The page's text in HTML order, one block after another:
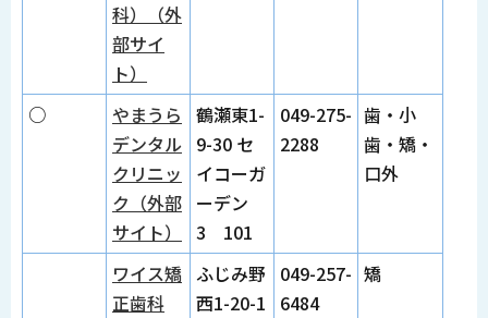
科）（外
部サイ
ト）
○
やまうら
デンタル
クリニッ
ク（外部
サイト）
鶴瀬東1-
9-30 セ
イコーガ
ーデン
3 101
049-275-
2288
歯・小
歯・矯・
口外
ワイス矯
正歯科
ふじみ野
西1-20-1
049-257-
6484
矯